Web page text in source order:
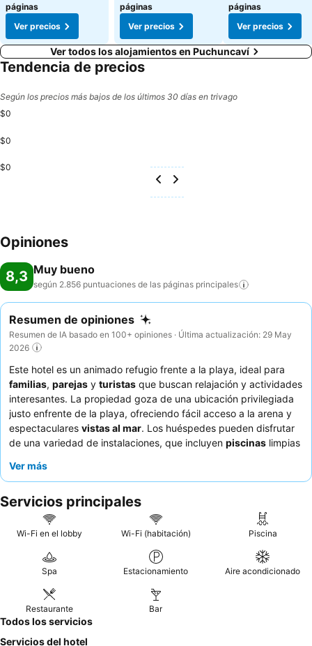
páginas
Ver precios
páginas
Ver precios
páginas
Ver precios
Ver todos los alojamientos en Puchuncaví
Tendencia de precios
Según los precios más bajos de los últimos 30 días en trivago
$0
$0
$0
Opiniones
8,3 Muy bueno
según 2.856 puntuaciones de las páginas principales
Resumen de opiniones
Resumen de IA basado en 100+ opiniones · Última actualización: 29 May
2026
Este hotel es un animado refugio frente a la playa, ideal para
familias, parejas y turistas que buscan relajación y actividades
interesantes. La propiedad goza de una ubicación privilegiada
justo enfrente de la playa, ofreciendo fácil acceso a la arena y
espectaculares vistas al mar. Los huéspedes pueden disfrutar
de una variedad de instalaciones, que incluyen piscinas limpias
experiencia culinaria es un punto a destacar, con huéspedes
calidad, especialmente el increíble y variado
los platos de pescado fresco. Para una estancia mejorada,
considere reservar una de las habitaciones familiares más
mayor privacidad.
Ver más
Servicios principales
Wi-Fi en el lobby Wi-Fi (habitación) Piscina
Spa Estacionamiento Aire acondicionado
Restaurante Bar
Todos los servicios
Servicios del hotel